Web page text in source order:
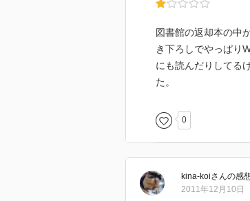
図書館の返却本の中
き下ろしでやっぱり
にも読んだりしてる
た。
0
kina-koiさんの感
2011年12月10日